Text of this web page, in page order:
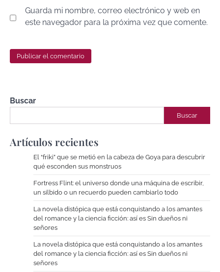
Guarda mi nombre, correo electrónico y web en
este navegador para la próxima vez que comente.
Buscar
Buscar
Artículos recientes
El “friki” que se metió en la cabeza de Goya para descubrir
qué esconden sus monstruos
Fortress Flint: el universo donde una máquina de escribir,
un silbido o un recuerdo pueden cambiarlo todo
La novela distópica que está conquistando a los amantes
del romance y la ciencia ficción: así es Sin dueños ni
señores
La novela distópica que está conquistando a los amantes
del romance y la ciencia ficción: así es Sin dueños ni
señores